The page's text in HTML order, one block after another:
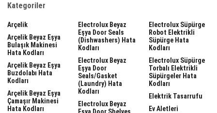
Kategoriler
Arçelik
Arçelik Beyaz Eşya
Bulaşık Makinesi
Hata Kodları
Arçelik Beyaz Eşya
Buzdolabı Hata
Kodları
Arçelik Beyaz Eşya
Çamaşır Makinesi
Hata Kodları
Electrolux Beyaz
Eşya Door Seals
(dishwashers) Hata
Kodları
Electrolux Beyaz
Eşya Door
Seals/gasket
(laundry) Hata
Kodları
Electrolux Beyaz
Eşya Door Shelves
Electrolux Süpürge
Robot Elektrikli
Süpürge Hata
Kodları
Electrolux Süpürge
Torbalı Elektrikli
Süpürgeler Hata
Kodları
Elektrik Tasarrufu
Ev Aletleri